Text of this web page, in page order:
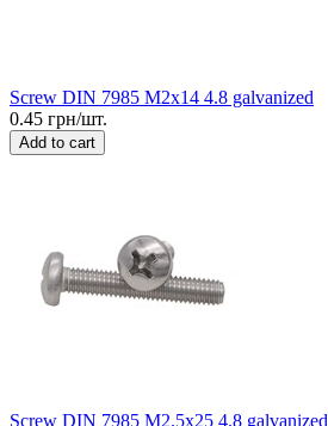
Screw DIN 7985 M2x14 4.8 galvanized
0.45 грн/шт.
Add to cart
Screw DIN 7985 M2.5x25 4.8 galvanized